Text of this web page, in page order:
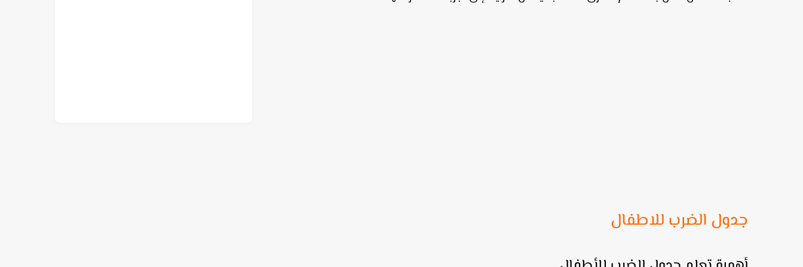
جدول الضرب للاطفال